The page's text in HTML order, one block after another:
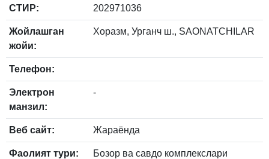
СТИР: 202971036
Жойлашган
жойи:
Хоразм, Урганч ш., SAONATCHILAR
Телефон:
Электрон
манзил:
-
Веб сайт: Жараёнда
Фаолият тури: Бозор ва савдо комплекслари